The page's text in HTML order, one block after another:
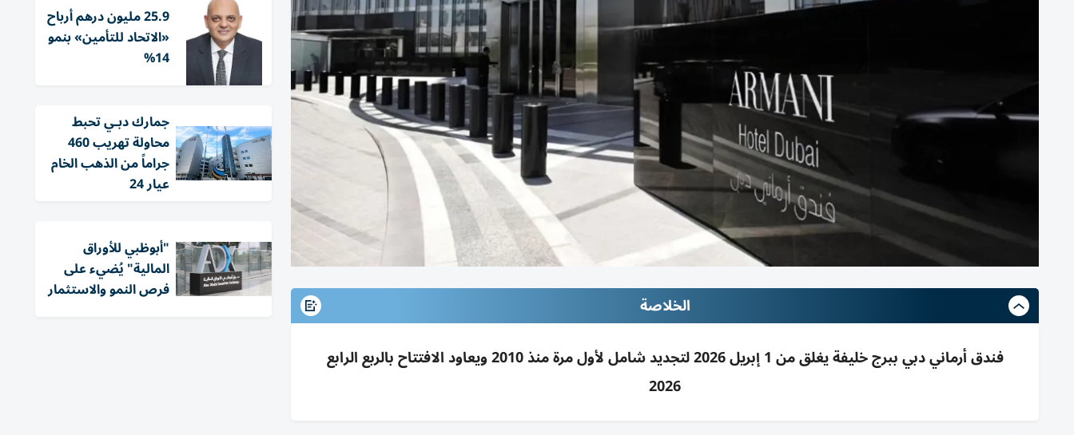
الخلاصة
فندق أرماني دبي ببرج خليفة يغلق من 1 إبريل 2026 لتجديد شامل لأول مرة منذ 2010 ويعاود الافتتاح بالربع الرابع
2026
25.9 مليون درهم أرباح
«الاتحاد للتأمين» بنمو
14%
جمارك دبـي تحبط
محاولة تهريب 460
جراماً من الذهب الخام
عيار 24
"أبوظبي للأوراق
المالية" يُضيء على
فرص النمو والاستثمار